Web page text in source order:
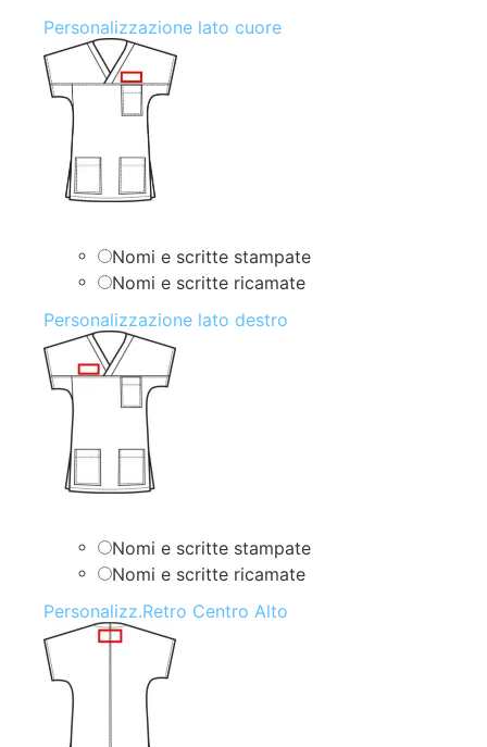
Personalizzazione lato cuore
Nomi e scritte stampate
Nomi e scritte ricamate
Personalizzazione lato destro
Nomi e scritte stampate
Nomi e scritte ricamate
Personalizz.Retro Centro Alto